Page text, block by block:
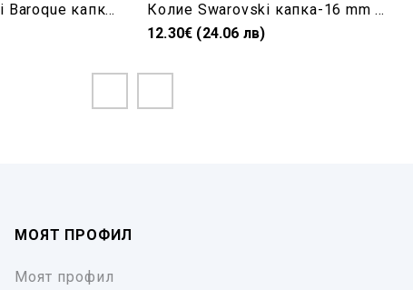
Колие Swarovski Baroque капка Golden Shadow 22 mm
Колие Swarovski капка-16 mm AB
12.30€ (24.06 лв)
МОЯТ ПРОФИЛ
Моят профил